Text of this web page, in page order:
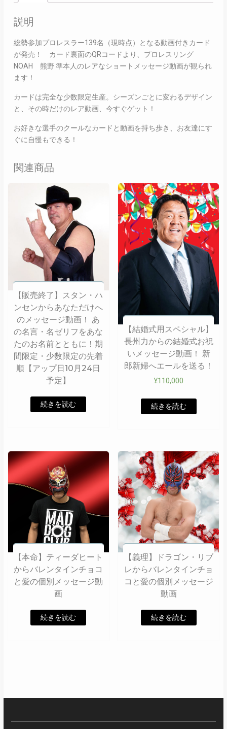
説明
総勢参加プロレスラー139名（現時点）となる動画付きカード
が発売！ カード裏面のQRコードより、プロレスリング
NOAH 熊野 準本人のレアなショートメッセージ動画が観られ
ます！
カードは完全な少数限定生産。シーズンごとに変わるデザイン
と、その時だけのレア動画、今すぐゲット！
お好きな選手のクールなカードと動画を持ち歩き、お友達にす
ぐに自慢もできる！
関連商品
【販売終了】スタン・ハ
ンセンからあなただけへ
のメッセージ動画！ あ
の名言・名ゼリフをあな
たのお名前とともに！期
間限定・少数限定の先着
順【アップ日10月24日
予定】
続きを読む
【結婚式用スペシャル】
長州力からの結婚式お祝
いメッセージ動画！ 新
郎新婦へエールを送る！
¥110,000
続きを読む
【本命】ティーダヒート
からバレンタインチョコ
と愛の個別メッセージ動
画
続きを読む
【義理】ドラゴン・リブ
レからバレンタインチョ
コと愛の個別メッセージ
動画
続きを読む